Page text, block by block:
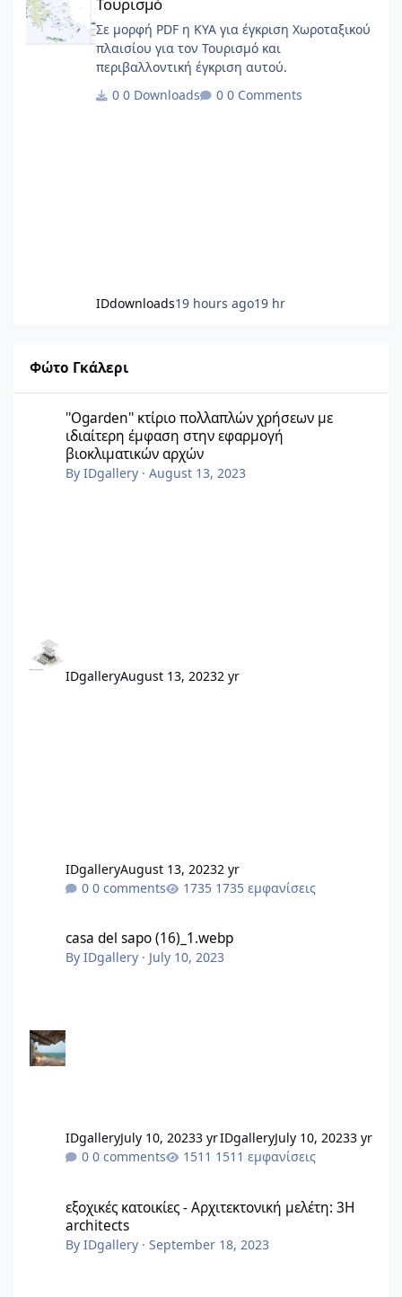
Σε μορφή PDF η ΚΥΑ για έγκριση Χωροταξικού
πλαισίου για τον Τουρισμό και
περιβαλλοντική έγκριση αυτού.
0 Downloads
0 Comments
IDdownloads19 hours ago19 hr
Φώτο Γκάλερι
''Ogarden'' κτίριο πολλαπλών χρήσεων με
ιδιαίτερη έμφαση στην εφαρμογή
βιοκλιματικών αρχών
ByIDgallery ·August 13, 2023
IDgalleryAugust 13, 20232 yr
IDgalleryAugust 13, 20232 yr
0 comments
1735 εμφανίσεις
casa del sapo (16)_1.webp
ByIDgallery · July 10, 2023
IDgalleryJuly 10, 20233 yrIDgalleryJuly 10, 20233 yr
0 comments
1511 εμφανίσεις
εξοχικές κατοικίες - Αρχιτεκτονική μελέτη: 3H
architects
ByIDgallery ·September 18, 2023